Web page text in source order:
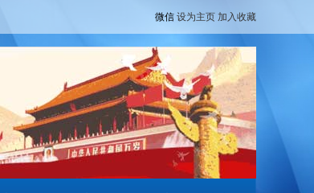
微信 设为主页 加入收藏